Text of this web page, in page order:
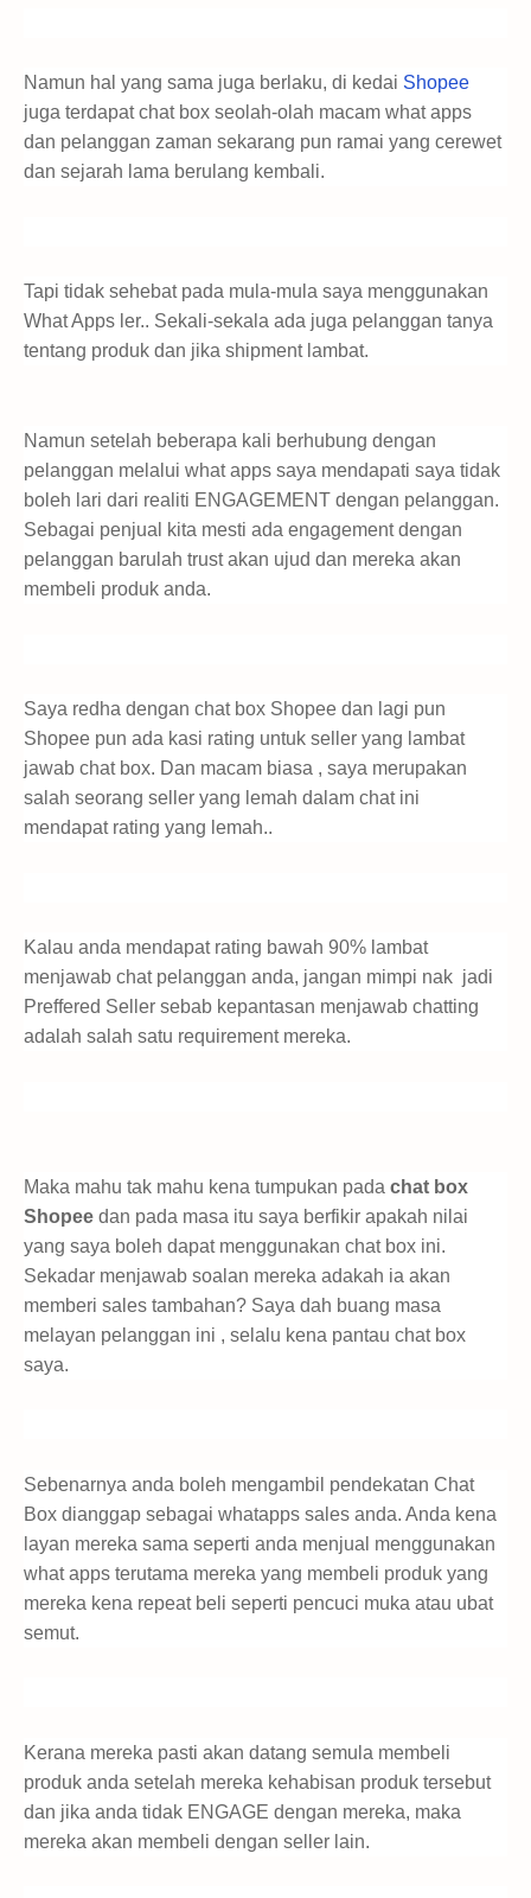
Namun hal yang sama juga berlaku, di kedai Shopee
juga terdapat chat box seolah-olah macam what apps
dan pelanggan zaman sekarang pun ramai yang cerewet
dan sejarah lama berulang kembali.
Tapi tidak sehebat pada mula-mula saya menggunakan
What Apps ler.. Sekali-sekala ada juga pelanggan tanya
tentang produk dan jika shipment lambat.
Namun setelah beberapa kali berhubung dengan
pelanggan melalui what apps saya mendapati saya tidak
boleh lari dari realiti ENGAGEMENT dengan pelanggan.
Sebagai penjual kita mesti ada engagement dengan
pelanggan barulah trust akan ujud dan mereka akan
membeli produk anda.
Saya redha dengan chat box Shopee dan lagi pun
Shopee pun ada kasi rating untuk seller yang lambat
jawab chat box. Dan macam biasa , saya merupakan
salah seorang seller yang lemah dalam chat ini
mendapat rating yang lemah..
Kalau anda mendapat rating bawah 90% lambat
menjawab chat pelanggan anda, jangan mimpi nak jadi
Preffered Seller sebab kepantasan menjawab chatting
adalah salah satu requirement mereka.
Maka mahu tak mahu kena tumpukan pada chat box
Shopee dan pada masa itu saya berfikir apakah nilai
yang saya boleh dapat menggunakan chat box ini.
Sekadar menjawab soalan mereka adakah ia akan
memberi sales tambahan? Saya dah buang masa
melayan pelanggan ini , selalu kena pantau chat box
saya.
Sebenarnya anda boleh mengambil pendekatan Chat
Box dianggap sebagai whatapps sales anda. Anda kena
layan mereka sama seperti anda menjual menggunakan
what apps terutama mereka yang membeli produk yang
mereka kena repeat beli seperti pencuci muka atau ubat
semut.
Kerana mereka pasti akan datang semula membeli
produk anda setelah mereka kehabisan produk tersebut
dan jika anda tidak ENGAGE dengan mereka, maka
mereka akan membeli dengan seller lain.